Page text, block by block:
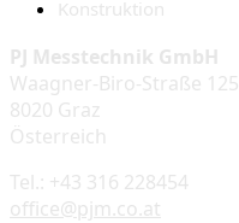
Konstruktion
PJ Messtechnik GmbH
Waagner-Biro-Straße 125
8020 Graz
Österreich
Tel.: +43 316 228454
office@pjm.co.at